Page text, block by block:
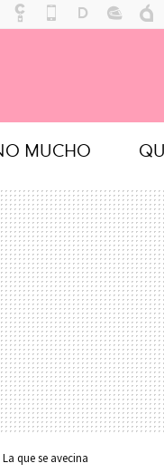
MUCHO
La que se avecina